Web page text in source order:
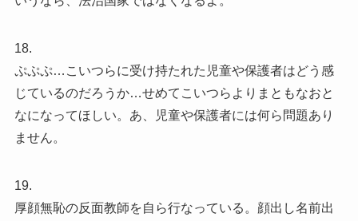
18.
ぷぷぷ…こいつらに受け持たれた児童や保護者はどう感
じているのだろうか…せめてこいつらよりまともなおと
なになってほしい。あ、児童や保護者には何ら問題あり
ません。
19.
厚顔無恥の反面教師を自ら行なっている。顔出し名前出